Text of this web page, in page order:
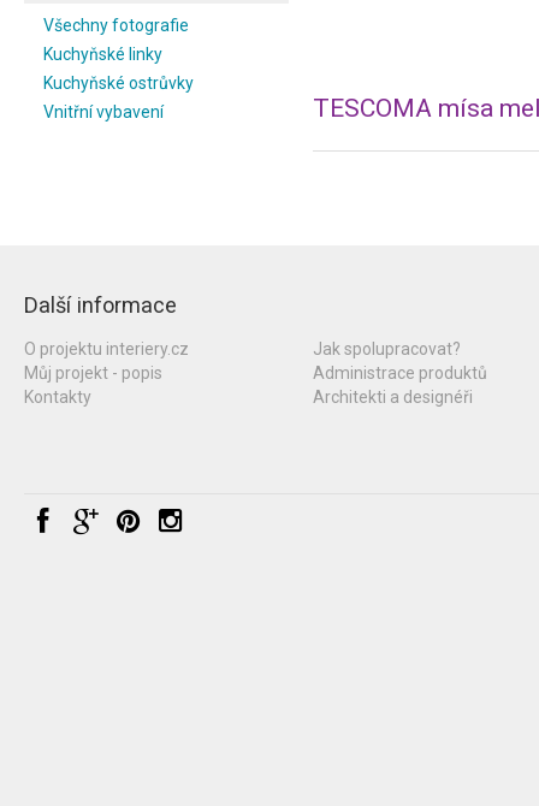
Všechny fotografie
Kuchyňské linky
Kuchyňské ostrůvky
Vnitřní vybavení
Další informace
O projektu interiery.cz
Můj projekt - popis
Kontakty
Jak spolupracovat?
Administrace produktů
Architekti a designéři